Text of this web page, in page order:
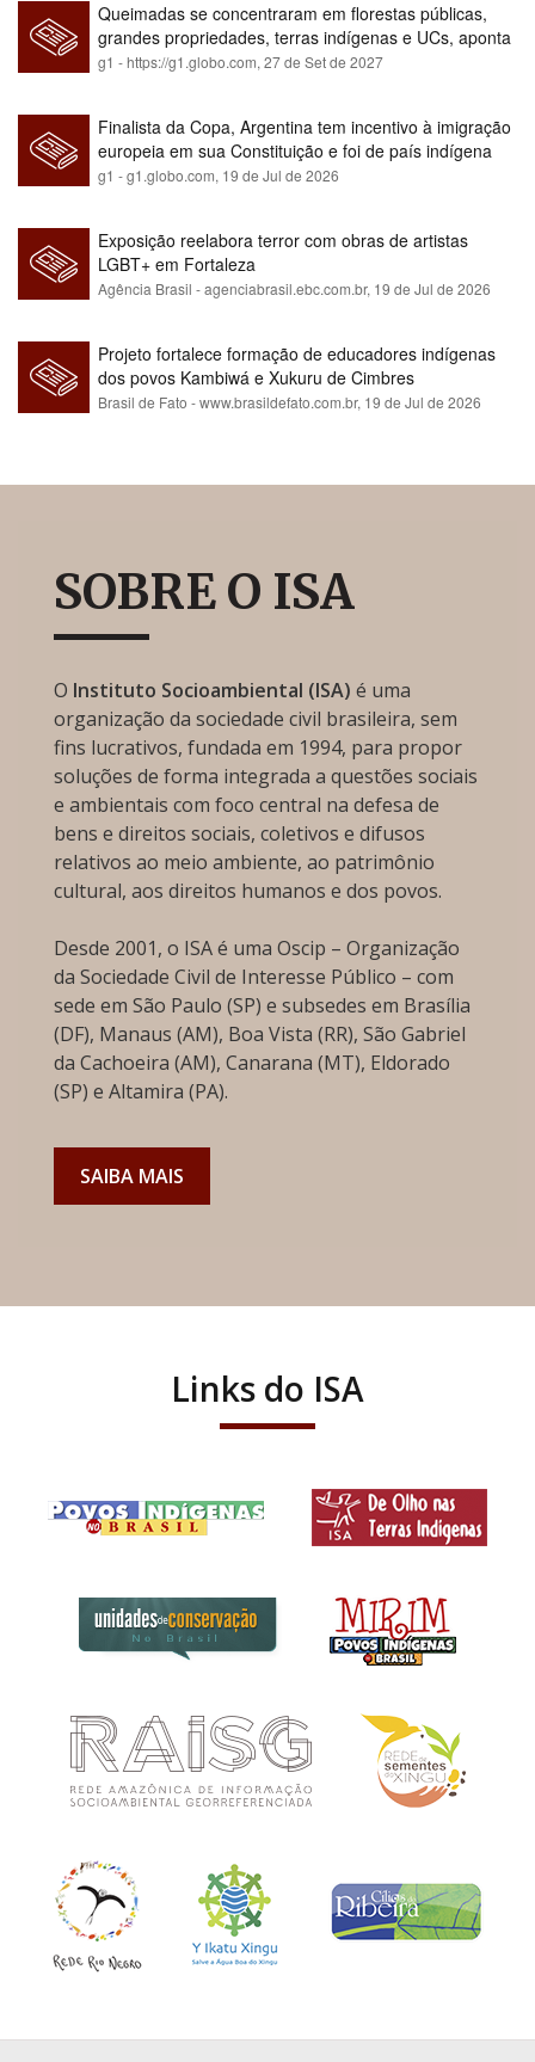
Queimadas se concentraram em florestas públicas,
grandes propriedades, terras indígenas e UCs, aponta
relatório
g1 - https://g1.globo.com,27 de Set de 2027
Finalista da Copa, Argentina tem incentivo à imigração
europeia em sua Constituição e foi de país indígena
para maioria branca
g1 - g1.globo.com, 19 de Jul de 2026
Exposição reelabora terror com obras de artistas
LGBT+ em Fortaleza
Agência Brasil - agenciabrasil.ebc.com.br, 19 de Jul de 2026
Projeto fortalece formação de educadores indígenas
dos povos Kambiwá e Xukuru de Cimbres
Brasil de Fato - www.brasildefato.com.br, 19 de Jul de 2026
SOBRE O ISA
O Instituto Socioambiental (ISA) é uma
organização da sociedade civil brasileira, sem
fins lucrativos, fundada em 1994, para propor
soluções de forma integrada a questões sociais
e ambientais com foco central na defesa de
bens e direitos sociais, coletivos e difusos
relativos ao meio ambiente, ao patrimônio
cultural, aos direitos humanos e dos povos.
Desde 2001, o ISA é uma Oscip – Organização
da Sociedade Civil de Interesse Público – com
sede em São Paulo (SP) e subsedes em Brasília
(DF), Manaus (AM), Boa Vista (RR), São Gabriel
da Cachoeira (AM), Canarana (MT), Eldorado
(SP) e Altamira (PA).
SAIBA MAIS
Links do ISA